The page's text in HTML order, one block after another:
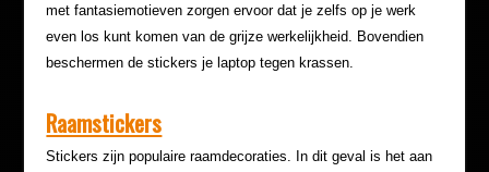
met fantasiemotieven zorgen ervoor dat je zelfs op je werk
even los kunt komen van de grijze werkelijkheid. Bovendien
beschermen de stickers je laptop tegen krassen.
Raamstickers
Stickers zijn populaire raamdecoraties. In dit geval is het aan